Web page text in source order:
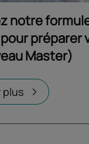
notre
préparer
Master)
plusnouvel onglet